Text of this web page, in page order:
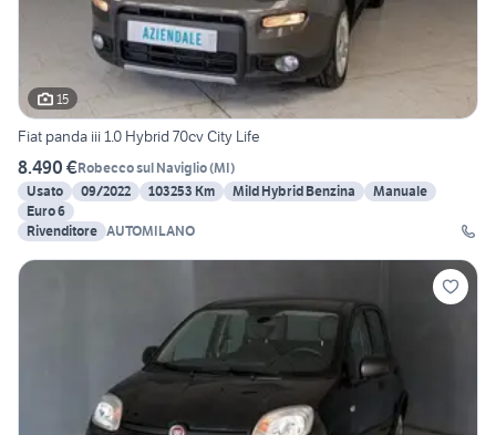
15
Fiat panda iii 1.0 Hybrid 70cv City Life
8.490 €Robecco sul Naviglio(MI)
Usato
09/2022 103253 Km Mild Hybrid Benzina
Manuale
Euro 6
Rivenditore AUTOMILANO